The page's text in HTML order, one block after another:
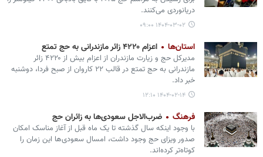
دریانوردی می‌کنند.
۱۴۰۴-۰۳-۰۲ ۰۹:۰۰
استان‌ها اعزام ۴۲۲۰ زائر مازندرانی به حج تمتع
مدیرکل حج و زیارت مازندران از اعزام بیش از ۴۲۲۰ زائر
مازندرانی به حج تمتع در قالب ۲۲ کاروان از صبح فردا، دوشنبه
خبر داد.
۱۴۰۴-۰۲-۱۴ ۱۲:۱۰
فرهنگ ضرب‌الاجل سعودی‌ها به زائران حج
با وجود اینکه سال گذشته تا یک ماه قبل از آغاز مناسک امکان
صدور ویزای حج وجود داشت، امسال سعودی‌ها این زمان را
کوتاه‌تر کرده‌اند.